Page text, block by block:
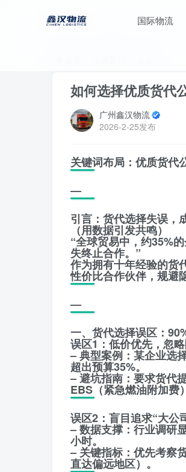
国际物流
如何选择优质货代
广州鑫汉物流
2026-2-25发布
关键词布局：优质货代
—
引言：货代选择失误，
（用数据引发共鸣）
“全球贸易中，约35%
失终止合作。”
作为拥有十年经验的货
性价比合作伙伴，规避
—
一、货代选择误区：
误区1：低价优先，忽
– 典型案例：某企业选
超出预算35%。
– 避坑指南：要求货代
EBS（紧急燃油附加费
误区2：盲目追求“大公
– 数据支撑：行业调研
小时。
– 关键指标：优先考察
直达偏远地区）。